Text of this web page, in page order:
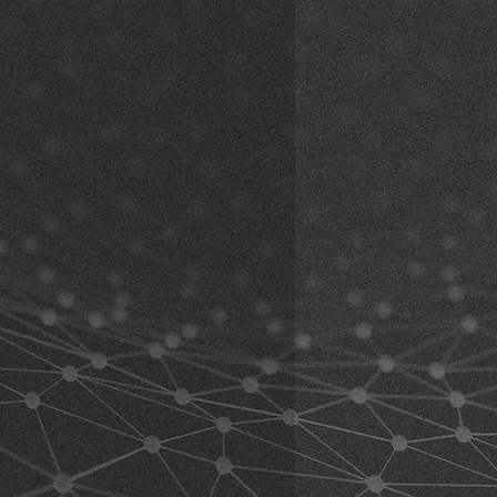
hoekverstelling (incl.
gekozen:
schroefaansluiting:
Verlenging
hier)
Verlenging
Quickclip (klik hier)
en functietests kunnen
sporen ontstaan. De
nieuw en ongebruikt. Omdat
kan worden getest, wordt
als voorbeeldmodel
onderstaande voorwaarden vóór
en begrepen. Door het product te
met deze overeenkomst en
aanspraken. Als u niet met alle
gaat, retourneer het product voor
volledig begrijpen en accepteren
door onjuist gedrag van uzelf of
tijdens het gebruik van
dat uw gezondheidstoestand
toelaat en dat u in
conditie bent om apparatuur
met het product kan worden
ervoor zorgen dat het product
en dat u het veilig kunt
zijn en verantwoordelijkheid
gebruik van het product.
waarschuwingen en
begrijpen: